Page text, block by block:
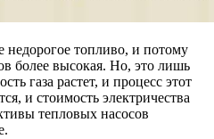
недорогое топливо, и потому
более высокая. Но, это лишь
газа растет, и процесс этот
и стоимость электричества
тепловых насосов